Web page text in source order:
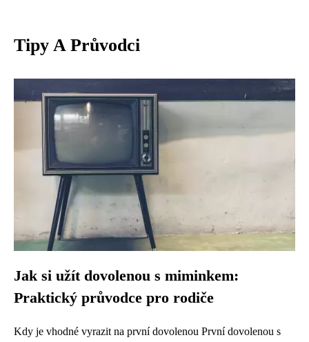
Tipy A Průvodci
Jak si užít dovolenou s miminkem:
Praktický průvodce pro rodiče
Kdy je vhodné vyrazit na první dovolenou První dovolenou s